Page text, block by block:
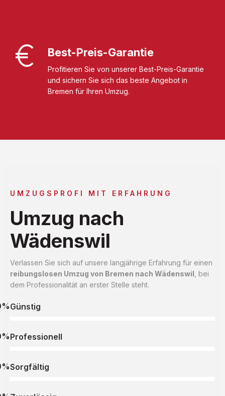
Best-Preis-Garantie
Profitieren Sie von unserer Best-Preis-Garantie
und sichern Sie sich das beste Angebot in
Bremen für Ihren Umzug.
UMZUGSPROFI MIT ERFAHRUNG
Umzug nach
Wädenswil
Verlassen Sie sich auf unsere langjährige Erfahrung für einen
reibungslosen Umzug von Bremen nach Wädenswil , bei
dem Professionalität an erster Stelle steht.
Günstig
Professionell
Sorgfältig